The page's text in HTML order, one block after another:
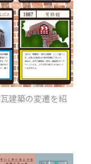
建築の変遷を紹